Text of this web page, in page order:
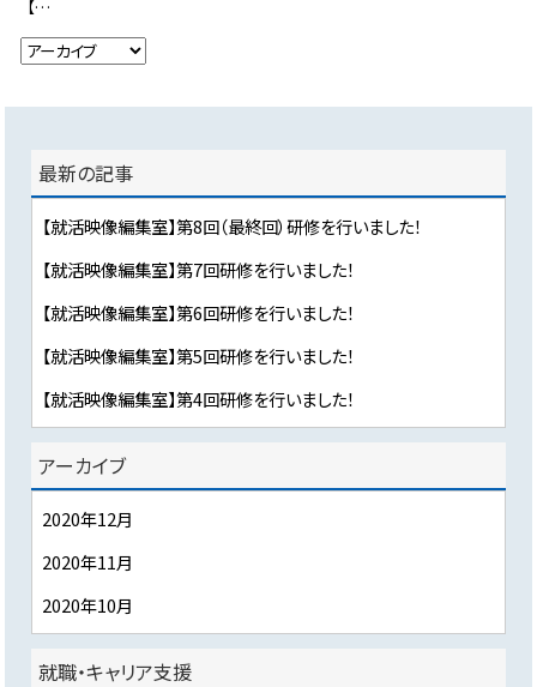
【就活映像編集室】第7回研修を行いました！
最新の記事
【就活映像編集室】第8回（最終回）研修を行いました！
【就活映像編集室】第7回研修を行いました！
【就活映像編集室】第6回研修を行いました！
【就活映像編集室】第5回研修を行いました！
【就活映像編集室】第4回研修を行いました！
アーカイブ
2020年12月
2020年11月
2020年10月
就職・キャリア支援